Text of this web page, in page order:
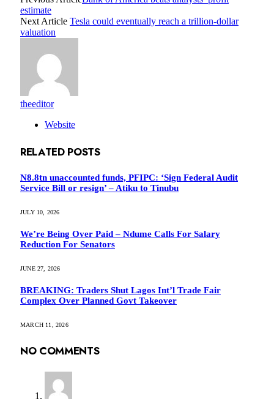
estimate
Next Article Tesla could eventually reach a trillion-dollar
valuation
theeditor
Website
RELATED POSTS
N8.8tn unaccounted funds, PFIPC: ‘Sign Federal Audit
Service Bill or resign’ – Atiku to Tinubu
JULY 10, 2026
We’re Being Over Paid – Ndume Calls For Salary
Reduction For Senators
JUNE 27, 2026
BREAKING: Traders Shut Lagos Int’l Trade Fair
Complex Over Planned Govt Takeover
MARCH 11, 2026
NO COMMENTS